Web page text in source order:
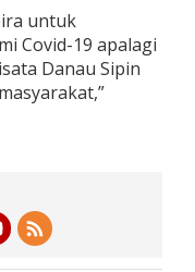
untuk
Covid-19 apalagi
Danau Sipin